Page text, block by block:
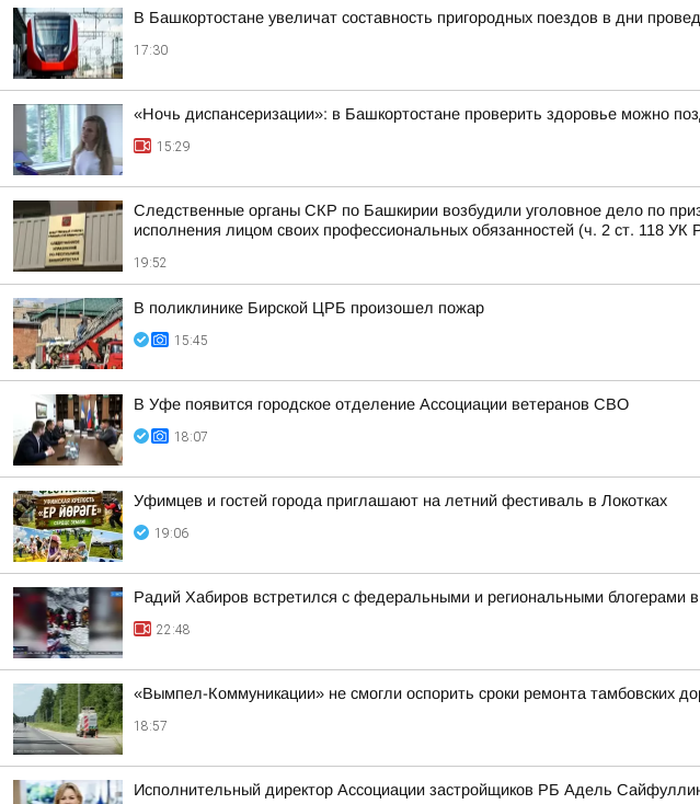
В Башкортостане увеличат составность пригородных поездов в дни
17:30
«Ночь диспансеризации»: в Башкортостане проверить здоровье можно
15:29
Следственные органы СКР по Башкирии возбудили уголовное дело по
исполнения лицом своих профессиональных обязанностей (ч. 2 ст. 118 УК
19:52
В поликлинике Бирской ЦРБ произошел пожар
15:45
В Уфе появится городское отделение Ассоциации ветеранов СВО
18:07
Уфимцев и гостей города приглашают на летний фестиваль в Локотках
19:06
Радий Хабиров встретился с федеральными и региональными блогерами
22:48
«Вымпел-Коммуникации» не смогли оспорить сроки ремонта тамбовских
18:57
Исполнительный директор Ассоциации застройщиков РБ Адель